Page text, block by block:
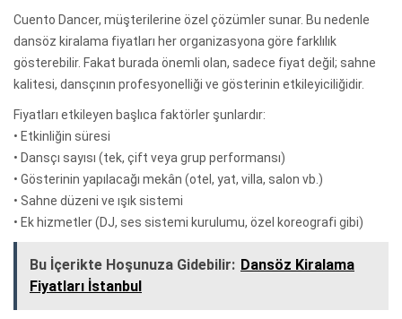
Cuento Dancer, müşterilerine özel çözümler sunar. Bu nedenle
dansöz kiralama fiyatları her organizasyona göre farklılık
gösterebilir. Fakat burada önemli olan, sadece fiyat değil; sahne
kalitesi, dansçının profesyonelliği ve gösterinin etkileyiciliğidir.
Fiyatları etkileyen başlıca faktörler şunlardır:
• Etkinliğin süresi
• Dansçı sayısı (tek, çift veya grup performansı)
• Gösterinin yapılacağı mekân (otel, yat, villa, salon vb.)
• Sahne düzeni ve ışık sistemi
• Ek hizmetler (DJ, ses sistemi kurulumu, özel koreografi gibi)
Bu İçerikte Hoşunuza Gidebilir: Dansöz Kiralama
Fiyatları İstanbul